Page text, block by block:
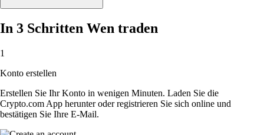
In 3 Schritten Wen traden
1
Konto erstellen
Erstellen Sie Ihr Konto in wenigen Minuten. Laden Sie die
Crypto.com App herunter oder registrieren Sie sich online und
bestätigen Sie Ihre E-Mail.